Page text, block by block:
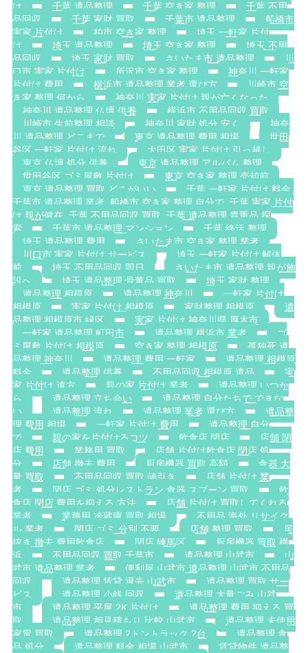
け
千葉 遺品整理 千葉 空き家 整理
千葉 不用
品回収
千葉 家財 買取 千葉市 遺品整理
船橋市
実家 片付け
柏市 空き家 整理
埼玉 一軒家 片付
け
埼玉 遺品整理 埼玉 空き家 整理
埼玉 不用
品回収
埼玉 家財 買取 さいたま市 遺品整理
川
口市 実家 片付け
所沢市 空き家 整理
神奈川 一軒家
片付け 費用
横浜市 遺品整理 業者 選び方
川崎市 空
き家 整理 何から
神奈川 実家 片付け 親が亡くなった
神奈川 遺品整理 仏壇 供養
横浜市 不用品回収 買取
川崎市 生前整理 相談
神奈川 家財 処分 安く
神奈
川 遺品整理 どこまで
東京 遺品整理 費用 相場
世田
谷区 一軒家 片付け 流れ
大田区 実家 片付け 引っ越し
東京 仏壇 処分 供養
東京 遺品整理 アルバム 整理
世田谷区 ゴミ屋敷 片付け
東京 空き家 整理 売却前
東京 遺品整理 買取 どこがいい
千葉 一軒家 片付け 料金.
千葉市 遺品整理 業者. 船橋市 空き家 整理 自分で. 千葉 実家 片付
け 親が健在. 千葉 不用品回収 買取. 千葉 遺品整理 貴重品 探
索
千葉市 遺品整理 マンション
千葉 終活 整理
埼玉 遺品整理 費用
さいたま市 空き家 整理 業者
川口市 実家 片付け サービス
埼玉 一軒家 片付け 解体
前
埼玉 不用品回収 即日
さいたま市 遺品整理 親が施
設へ
埼玉 遺品整理 骨董品 買取
埼玉 家財 整理
遺品整理 相模原
遺品整理 神奈川
一軒家 片付け
相模原
実家 片付け 相模原 家財整理 相模原
遺
品整理 相模原市 緑区
実家 片付け 神奈川県 厚木市
一軒家 遺品整理 町田市
遺品整理 横浜市 業者
ゴ
ミ屋敷 片付け 相模原
空き家 整理 相模原
孤独死 遺
品整理 神奈川
遺品整理 費用 一軒家
遺品整理 相模原
料金
遺品整理 供養 不用品回収 相模原 遺品
実
家 片付け 遠方
親の家 片付け 業者
遺品整理 いつか
ら
遺品整理 立ち会い
遺品整理 自分たちで できな
い
遺品整理 流れ 遺品整理 業者 選び方
遺品整
理 費用 相場
一軒家 片付け 費用
遺品整理 自分
で
親の家を片付けるコツ 飲食店 閉店
店舗 閉
店 費用
業務用 買取
店舗 片付け飲食店 閉店 処
分
店舗 撤去 費用 厨房機器 買取 高額
食器 大
量 買取
不用品回収 買取 値引き
店舗 片付け 業
者
閉店 ゴミ 処分レストラン 食器 スプーン 買取
飲
食店 閉店 費用を抑える 方法
店舗 片付け 買取してくれる
業者
業務用 冷蔵庫 買取 相場
不用品 海外 リサイク
ル 業者
閉店 ゴミ 分別 不要 店舗 整理 買取
居
抜き 撤去 費用飲食店
閉店 練馬区
厨房機器 買取 横
浜
不用品回収 買取 千葉市 遺品整理 山武市
山
武市 遺品整理 業者
便利屋 山武市 遺品整理 山武市 不用品
回収
遺品整理 賃貸 退去 山武市
遺品整理 買取 サー
ビス
遺品整理 小銭 回収
遺品整理 大量ごみ 山武
市
遺品整理 平屋 2K 片付け
遺品整理 費用 抑える 買
取
遺品整理 相見積もり 比較 山武市
遺品整理 未使用
家電 買取
遺品整理 2トントラック 2台
遺品整理 食
品 処分
遺品整理 料金 相場 山武市
賃貸物件 遺品整